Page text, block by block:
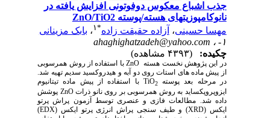
جذب اشباع معکوس دوفوتونی افزایش یافته در
نانوکامپوزیتهای هسته/پوسته ZnO/TiO2
مهسا حسینی،آزاده حقیقت زاده ۱،بابک مزینانی
ahaghighatzadeh@yahoo.com
چکیده:
در این پژوهش نخست هستهZnOبا استفاده از روش همرسوبی
از پیش ماده های استات روی دو آبه و هیدروکسید سدیم تهیه شد.
در مرحله بعد پوسته
TiO 2
با استفاده از پیش ماده تیتانیوم
ایزوپروپکساید به روش همرسوبی بر روی نانو ذراتZnOپوشش
داده شد. مطالعات فازی و عنصری توسط آزمون پراش پرتو
ایکس ( XRD) و طیف سنجی پراش انرژی پرتو ایکس ( EDX
)